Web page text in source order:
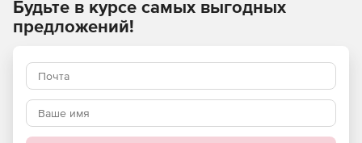
стандартам безопасности. Программа RedCheck
позволяет реализовать ряд мер, обязательных для
информационных систем персональных данных (ИСПДн),
автоматизированных систем, обрабатывающих
конфиденциальную информацию.
RedCheck позволяет повысить эффективность
Будьте в курсе самых выгодных
предложений!